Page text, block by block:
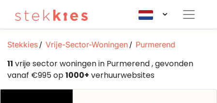
Stekkies Vrije-Sector-Woningen Purmerend
11 vrije sector woningen in Purmerend , gevonden
vanaf €995 op1000+ verhuurwebsites